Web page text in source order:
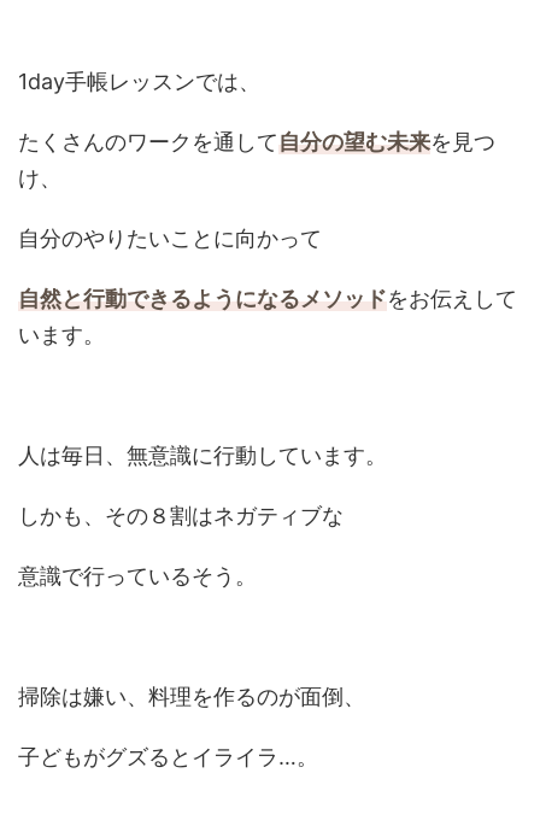
1day手帳レッスンでは、
たくさんのワークを通して自分の望む未来を見つ
け、
自分のやりたいことに向かって
自然と行動できるようになるメソッドをお伝えして
います。
人は毎日、無意識に行動しています。
しかも、その８割はネガティブな
意識で行っているそう。
掃除は嫌い、料理を作るのが面倒、
子どもがグズるとイライラ…。